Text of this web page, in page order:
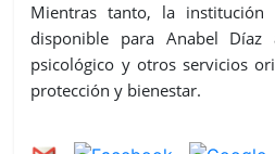
Mientras tanto, la institución
disponible para Anabel Díaz
psicológico y otros servicios
protección y bienestar.